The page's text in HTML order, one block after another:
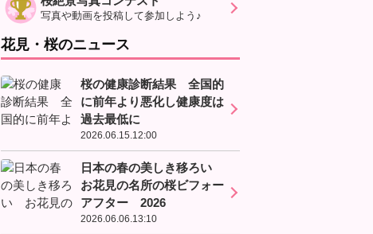
写真や動画を投稿して参加しよう♪
花見・桜のニュース
桜の健康診断結果 全国的
に前年より悪化し健康度は
過去最低に
2026.06.15.12:00
日本の春の美しき移ろい
お花見の名所の桜ビフォー
アフター 2026
2026.06.06.13:10